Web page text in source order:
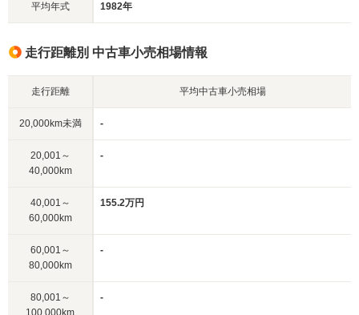
平均年式 1982年
走行距離別 中古車小売相場情報
走行距離 平均中古車小売相場
20,000km未満 -
20,001～
40,000km
-
40,001～
60,000km
155.2万円
60,001～
80,000km
-
80,001～
100,000km
-